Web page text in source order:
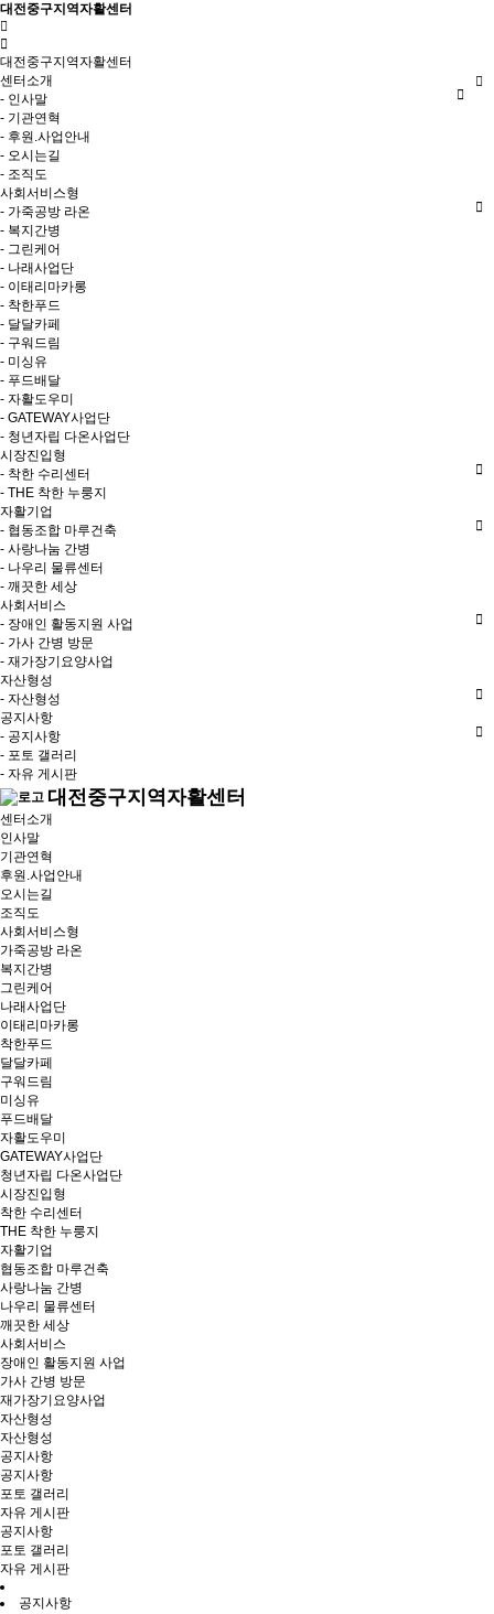
대전중구지역자활센터
대전중구지역자활센터
센터소개
- 인사말
- 기관연혁
- 후원.사업안내
- 오시는길
- 조직도
사회서비스형
- 가죽공방 라온
- 복지간병
- 그린케어
- 나래사업단
- 이태리마카롱
- 착한푸드
- 달달카페
- 구워드림
- 미싱유
- 푸드배달
- 자활도우미
- GATEWAY사업단
- 청년자립 다온사업단
시장진입형
- 착한 수리센터
- THE 착한 누룽지
자활기업
- 협동조합 마루건축
- 사랑나눔 간병
- 나우리 물류센터
- 깨끗한 세상
사회서비스
- 장애인 활동지원 사업
- 가사 간병 방문
- 재가장기요양사업
자산형성
- 자산형성
공지사항
- 공지사항
- 포토 갤러리
- 자유 게시판
대전중구지역자활센터
센터소개
인사말
기관연혁
후원.사업안내
오시는길
조직도
사회서비스형
가죽공방 라온
복지간병
그린케어
나래사업단
이태리마카롱
착한푸드
달달카페
구워드림
미싱유
푸드배달
자활도우미
GATEWAY사업단
청년자립 다온사업단
시장진입형
착한 수리센터
THE 착한 누룽지
자활기업
협동조합 마루건축
사랑나눔 간병
나우리 물류센터
깨끗한 세상
사회서비스
장애인 활동지원 사업
가사 간병 방문
재가장기요양사업
자산형성
자산형성
공지사항
공지사항
포토 갤러리
자유 게시판
공지사항
포토 갤러리
자유 게시판
공지사항